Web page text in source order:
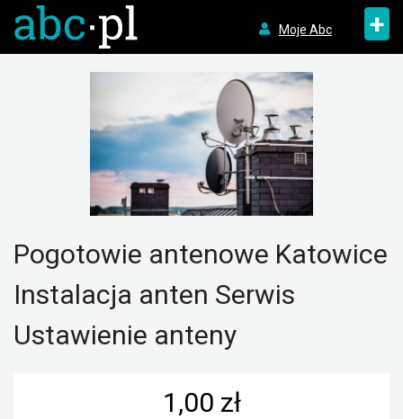
Moje Abc +
Pogotowie antenowe Katowice
Instalacja anten Serwis
Ustawienie anteny
1,00 zł